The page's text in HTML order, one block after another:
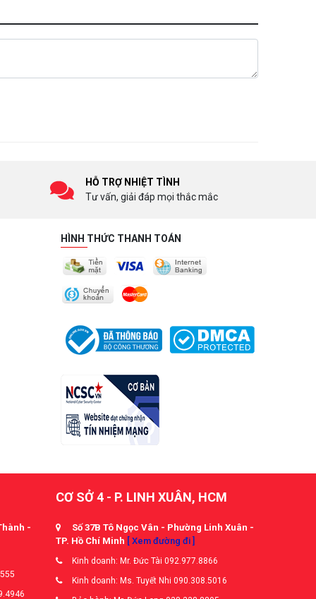
HỖ TRỢ NHIỆT TÌNH
Tư vấn, giải đáp mọi thắc mắc
HÌNH THỨC THANH TOÁN
-
CƠ SỞ 4 - P. LINH XUÂN, HCM
Số 37B Tô Ngọc Vân - Phường Linh Xuân -
TP. Hồ Chí Minh [ Xem đường đi ]
Kinh doanh: Mr. Đức Tài 092.977.8866
Kinh doanh: Ms. Tuyết Nhi 090.308.5016